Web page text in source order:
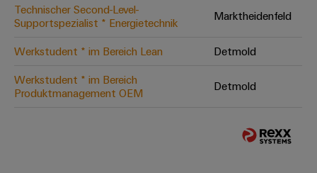
Technischer Second-Level-
Supportspezialist * Energietechnik
Marktheidenfeld
Werkstudent * im Bereich Lean
Detmold
Werkstudent * im Bereich
Produktmanagement OEM
Detmold